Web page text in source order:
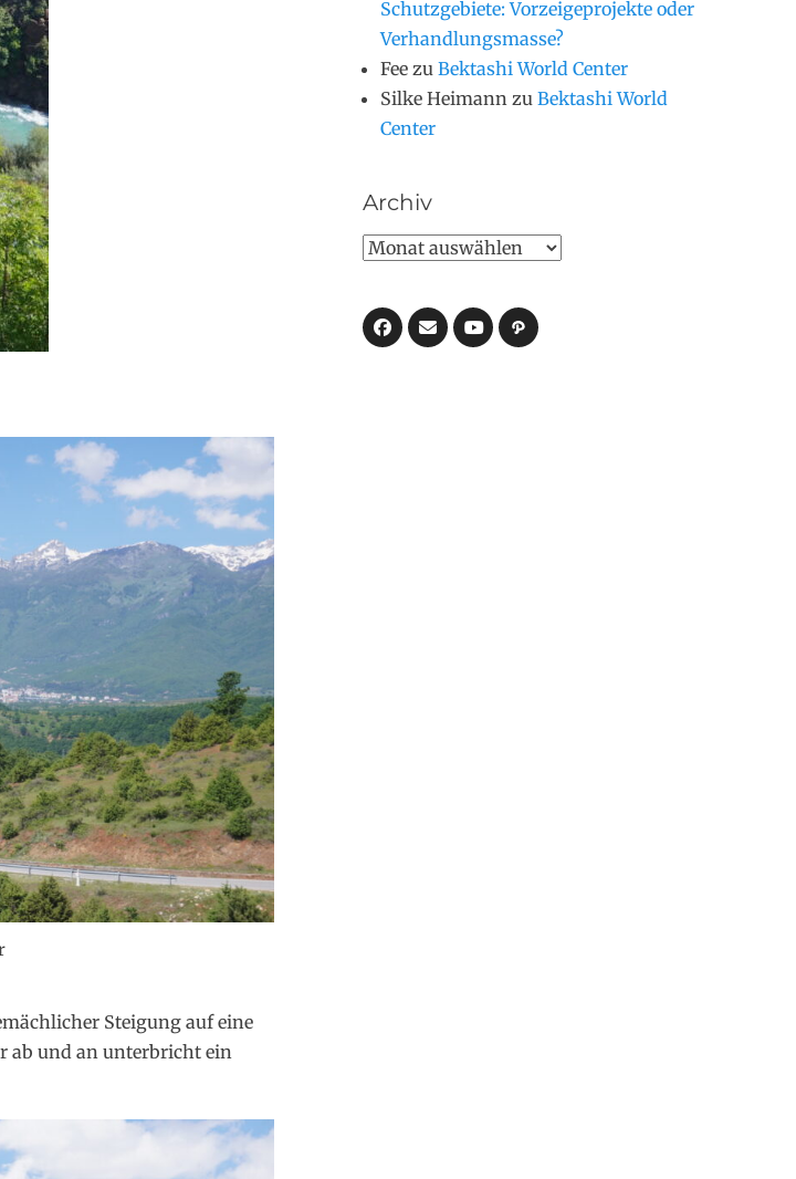
Steigung auf eine
ab und an unterbricht ein
Schutzgebiete: Vorzeigeprojekte oder
Verhandlungsmasse?
Fee zu Bektashi World Center
Silke Heimann zu Bektashi World
Center
Archiv
Archiv
Facebook
E-
MailYouTube
Pfad